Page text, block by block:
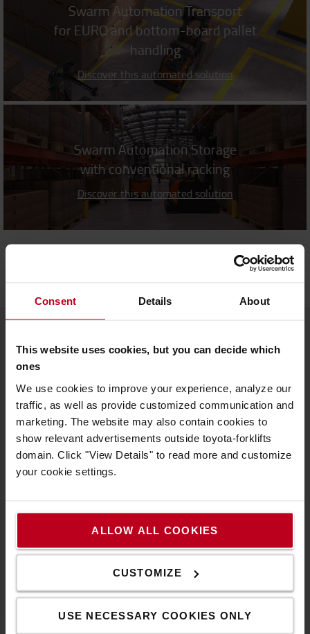
Consent Details About
This website uses cookies, but you can decide which
ones
We use cookies to improve your experience, analyze our
traffic, as well as provide customized communication and
marketing. The website may also contain cookies to
show relevant advertisements outside toyota-forklifts
domain. Click "View Details" to read more and customize
your cookie settings.
ALLOW ALL COOKIES
CUSTOMIZE
USE NECESSARY COOKIES ONLY
Swarm Automation Transport
for EURO and bottom-board pallet
handling
Discover this automated solution
Swarm Automation Storage
with conventional racking
Discover this automated solution